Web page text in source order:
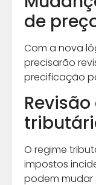
de
Com a nova
precisarão
precificação
O regime
impostos
podem mudar